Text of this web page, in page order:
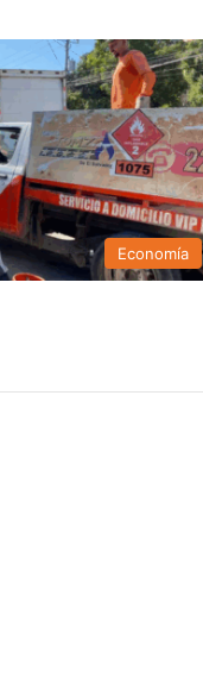
Economía